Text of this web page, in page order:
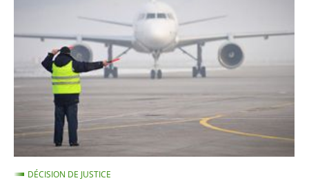
Toulouse-
Blagnac
DÉCISION DE JUSTICE